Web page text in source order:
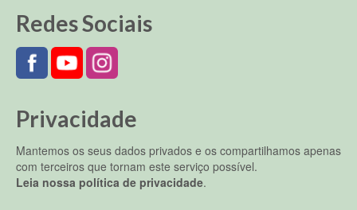
Redes Sociais
Privacidade
Mantemos os seus dados privados e os compartilhamos apenas
com terceiros que tornam este serviço possível.
Leia nossa política de privacidade.